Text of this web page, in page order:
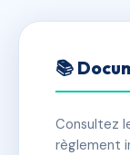
✓ Immatriculée
📚
Consultez
règlement